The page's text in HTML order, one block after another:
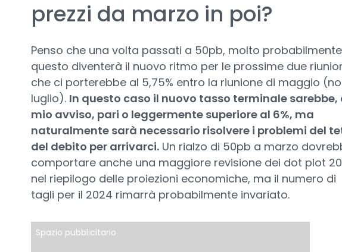
prezzi da marzo in poi?
Penso che una volta passati a 50pb, molto
questo diventerà il nuovo ritmo per le prossime due
che ci porterebbe al 5,75% entro la riunione di maggio
luglio). In questo caso il nuovo tasso terminale sarebbe,
mio avviso, pari o leggermente superiore al 6%, ma
naturalmente sarà necessario risolvere i problemi del
del debito per arrivarci.Un rialzo di 50pb a marzo
comportare anche una maggiore revisione dei dot plot
nel riepilogo delle proiezioni economiche, ma il numero di
tagli per il 2024 rimarrà probabilmente invariato.
Spazio pubblicitario